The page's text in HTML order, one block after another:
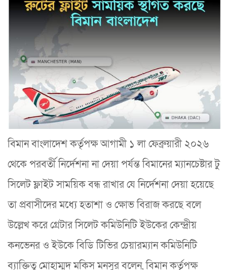
বিমান বাংলাদেশ কর্তৃপক্ষ আগামী ১ লা ফেব্রুয়ারী ২০২৬
থেকে পরবর্তী নির্দেশনা না দেয়া পর্যন্ত বিমানের ম‍্যানচেষ্টার টু
সিলেট ফ্লাইট সাময়িক বন্ধ রাখার যে নির্দেশনা দেয়া হয়েছে
তা প্রবাসীদের মধ্যে হতাশা ও ক্ষোভ বিরাজ করছে বলে
উল্লেখ করে গ্রেটার সিলেট কমিউনিটি ইউকের কেন্দ্রীয়
কনভেনর ও ইউকে বিডি টিভির চেয়ারম্যান কমিউনিটি
ব্যাক্তিত্ব মোহাম্মদ মকিস মনসুর বলেন, বিমান কর্তৃপক্ষ